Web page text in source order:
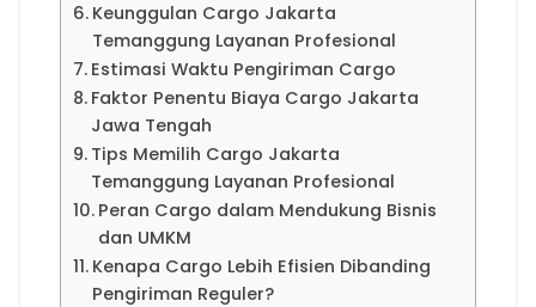
Keunggulan Cargo Jakarta
Temanggung Layanan Profesional
Estimasi Waktu Pengiriman Cargo
Faktor Penentu Biaya Cargo Jakarta
Jawa Tengah
Tips Memilih Cargo Jakarta
Temanggung Layanan Profesional
Peran Cargo dalam Mendukung Bisnis
dan UMKM
Kenapa Cargo Lebih Efisien Dibanding
Pengiriman Reguler?